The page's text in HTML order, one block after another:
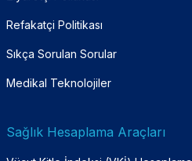
Refakatçi Politikası
Sıkça Sorulan Sorular
Medikal Teknolojiler
Sağlık Hesaplama Araçları